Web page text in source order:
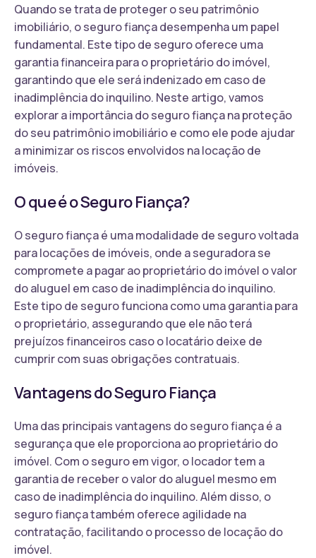
Quando se trata de proteger o seu patrimônio
imobiliário, o seguro fiança desempenha um papel
fundamental. Este tipo de seguro oferece uma
garantia financeira para o proprietário do imóvel,
garantindo que ele será indenizado em caso de
inadimplência do inquilino. Neste artigo, vamos
explorar a importância do seguro fiança na proteção
do seu patrimônio imobiliário e como ele pode ajudar
a minimizar os riscos envolvidos na locação de
imóveis.
O que é o Seguro Fiança?
O seguro fiança é uma modalidade de seguro voltada
para locações de imóveis, onde a seguradora se
compromete a pagar ao proprietário do imóvel o valor
do aluguel em caso de inadimplência do inquilino.
Este tipo de seguro funciona como uma garantia para
o proprietário, assegurando que ele não terá
prejuízos financeiros caso o locatário deixe de
cumprir com suas obrigações contratuais.
Vantagens do Seguro Fiança
Uma das principais vantagens do seguro fiança é a
segurança que ele proporciona ao proprietário do
imóvel. Com o seguro em vigor, o locador tem a
garantia de receber o valor do aluguel mesmo em
caso de inadimplência do inquilino. Além disso, o
seguro fiança também oferece agilidade na
contratação, facilitando o processo de locação do
imóvel.